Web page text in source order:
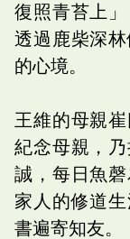
復照青苔上
透過鹿柴深
的心境。
王維的母親
紀念母親，
誠，每日魚
家人的修道
書遍寄知友。